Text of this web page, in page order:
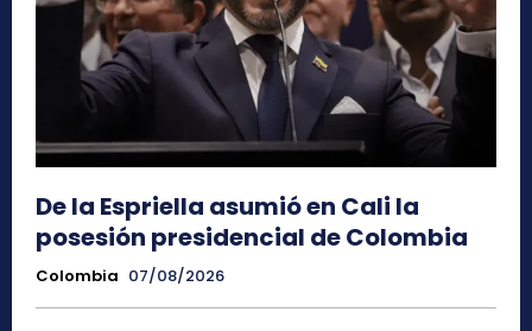
De la Espriella asumió en Cali la
posesión presidencial de Colombia
Colombia 07/08/2026